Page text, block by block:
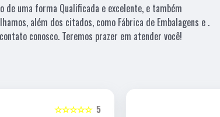
de uma forma Qualificada e excelente, e também
além dos citados, como Fábrica de Embalagens e .
conosco. Teremos prazer em atender você!
5
☆☆☆☆☆